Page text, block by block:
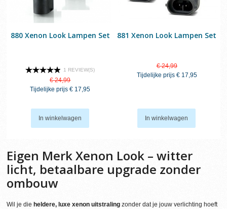
880 Xenon Look Lampen Set
1 REVIEW(S)
€ 24,99
Tijdelijke prijs € 17,95
In winkelwagen
881 Xenon Look Lampen Set
€ 24,99
Tijdelijke prijs € 17,95
In winkelwagen
Eigen Merk Xenon Look – witter
licht, betaalbare upgrade zonder
ombouw
Wil je die heldere, luxe xenon uitstraling zonder dat je jouw verlichting hoeft